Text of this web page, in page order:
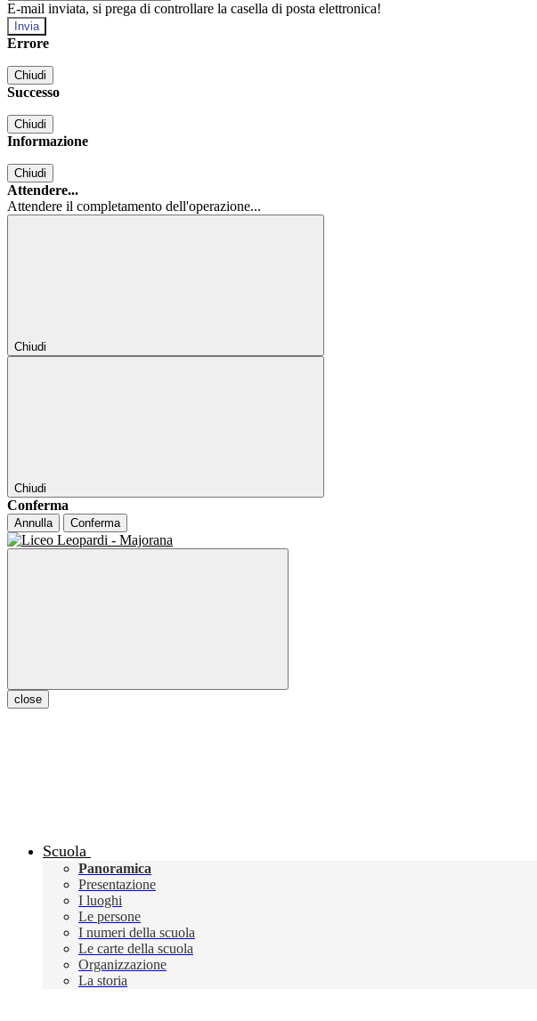
E-mail inviata, si prega di controllare la casella di posta elettronica!
Errore
Chiudi
Successo
Chiudi
Informazione
Chiudi
Attendere...
Attendere il completamento dell'operazione...
Chiudi
Chiudi
Conferma
Annulla Conferma
close
Scuola
Panoramica
Presentazione
I luoghi
Le persone
I numeri della scuola
Le carte della scuola
Organizzazione
La storia